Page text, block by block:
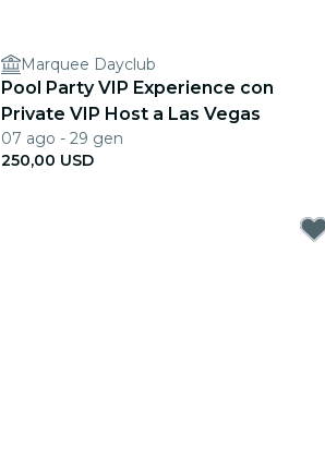
Marquee Dayclub
Pool Party VIP Experience con
Private VIP Host a Las Vegas
07 ago - 29 gen
250,00 USD